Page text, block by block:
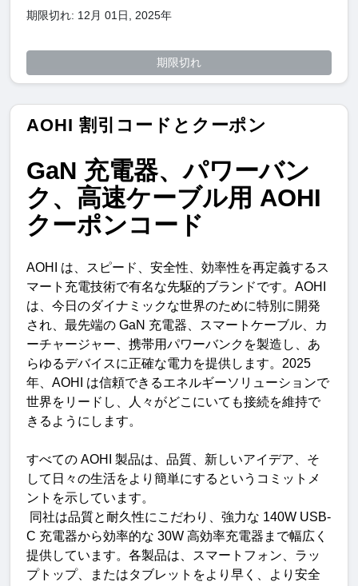
期限切れ: 12月 01日, 2025年
期限切れ
AOHI 割引コードとクーポン
GaN 充電器、パワーバン
ク、高速ケーブル用 AOHI
クーポンコード
AOHI は、スピード、安全性、効率性を再定義するス
マート充電技術で有名な先駆的ブランドです。
は、今日のダイナミックな世界のために特別に開発
され、最先端の GaN 充電器、スマートケーブル、カ
ーチャージャー、携帯用パワーバンクを製造し、あ
らゆるデバイスに正確な電力を提供します。
年、 AOHI は信頼できるエネルギーソリューションで
世界をリードし、人々がどこにいても接続を維持で
きるようにします。
すべての AOHI 製品は、品質、新しいアイデア、そ
して日々の生活をより簡単にするというコミットメ
ントを示しています。
同社は品質と耐久性にこだわり、強力な 140W USB-
C 充電器から効率的な 30W 高効率充電器まで幅広く
提供しています。各製品は、スマートフォン、ラッ
プトップ、またはタブレットをより早く、より安全